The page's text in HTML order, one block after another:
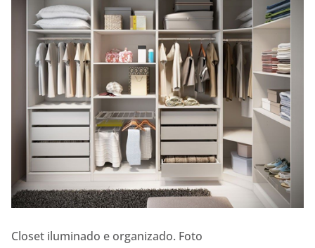
Closet iluminado e organizado. Foto